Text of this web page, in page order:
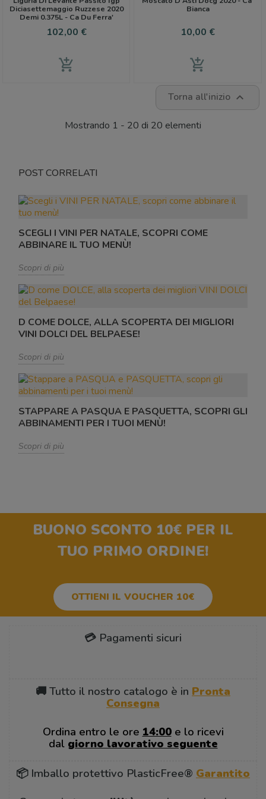
Diciasettemaggio Ruzzese 2020
Demi 0.375L - Ca Du Ferra'
Prezzo
102,00 €
add_shopping_cart
Bianca
Prezzo
10,00 €
add_shopping_cart
Torna all'inizio 
Mostrando 1 - 20 di 20 elementi
POST CORRELATI
SCEGLI I VINI PER NATALE, SCOPRI COME
ABBINARE IL TUO MENÙ!
Scopri di più
D COME DOLCE, ALLA SCOPERTA DEI MIGLIORI
VINI DOLCI DEL BELPAESE!
Scopri di più
STAPPARE A PASQUA E PASQUETTA, SCOPRI GLI
ABBINAMENTI PER I TUOI MENÙ!
Scopri di più
BUONO SCONTO 10€ PER IL
TUO PRIMO ORDINE!
OTTIENI IL VOUCHER 10€
💳 Pagamenti sicuri
🚚 Tutto il nostro catalogo è in Pronta
Consegna
Ordina entro le ore 14:00e lo ricevi
dal giorno lavorativo seguente
📦 Imballo protettivo PlasticFree® Garantito